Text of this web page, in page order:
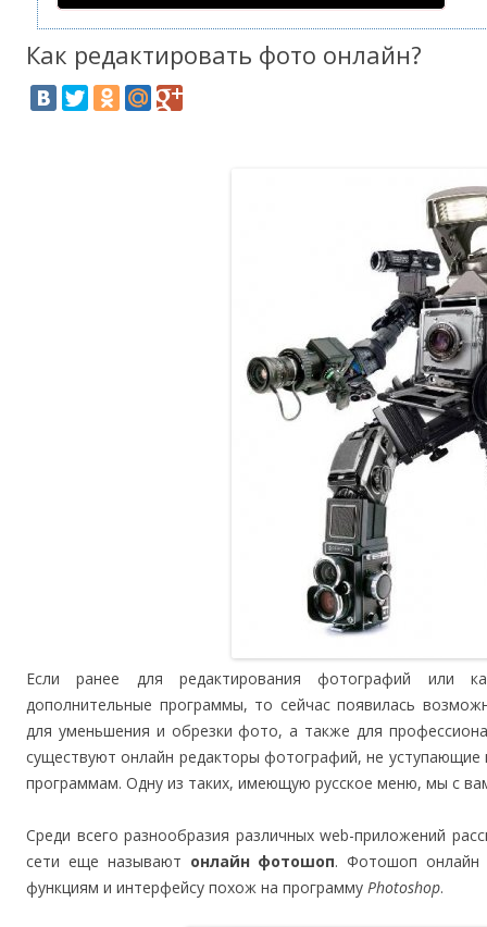
Как редактировать фото онлайн?
Если ранее для редактирования фотографий или
дополнительные программы, то сейчас появилась
для уменьшения и обрезки фото, а также для
существуют онлайн редакторы фотографий, не
программам. Одну из таких, имеющую русское меню, мы с
Среди всего разнообразия различных web-приложений
сети еще называют онлайн фотошоп. Фотошоп онлайн
функциям и интерфейсу похож на программу Photoshop.